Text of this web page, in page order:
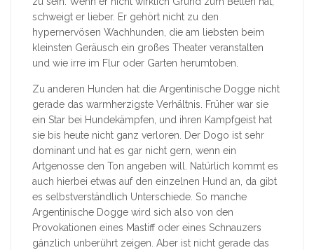
schweigt er lieber. Er gehört nicht zu den
hypernervösen Wachhunden, die am liebsten beim
kleinsten Geräusch ein großes Theater veranstalten
und wie irre im Flur oder Garten herumtoben.
Zu anderen Hunden hat die Argentinische Dogge nicht
gerade das warmherzigste Verhältnis. Früher war sie
ein Star bei Hundekämpfen, und ihren Kampfgeist hat
sie bis heute nicht ganz verloren. Der Dogo ist sehr
dominant und hat es gar nicht gern, wenn ein
Artgenosse den Ton angeben will. Natürlich kommt es
auch hierbei etwas auf den einzelnen Hund an, da gibt
es selbstverständlich Unterschiede. So manche
Argentinische Dogge wird sich also von den
Provokationen eines Mastiff oder eines Schnauzers
gänzlich unberührt zeigen. Aber ist nicht gerade das